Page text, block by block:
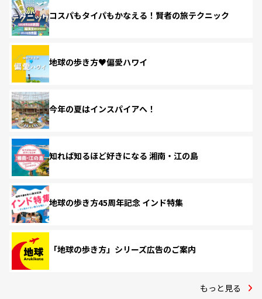
コスパもタイパもかなえる！賢者の旅テクニック
地球の歩き方♥偏愛ハワイ
今年の夏はインスパイアへ！
知れば知るほど好きになる 湘南・江の島
地球の歩き方45周年記念 インド特集
「地球の歩き方」シリーズ広告のご案内
もっと見る